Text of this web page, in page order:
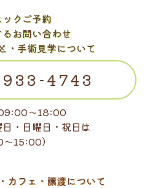
ックご予約
お問い合わせ
・手術見学について
4743
～18:00
日・日曜日・祝日は
15:00）
カフェ・譲渡について